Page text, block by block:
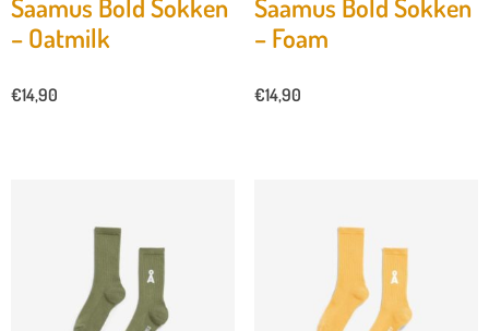
Saamus Bold Sokken
– Oatmilk
€14,90
Saamus Bold Sokken
– Foam
€14,90